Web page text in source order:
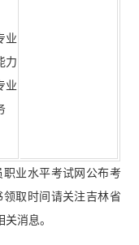
业
力
业
业水平考试网公布考
取时间请关注吉林省
消息。